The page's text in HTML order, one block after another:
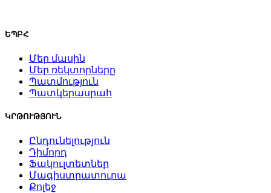
ԵՊԲՀ
Մեր մասին
Մեր ռեկտորները
Պատմություն
Պատկերասրահ
ԿՐԹՈՒԹՅՈՒՆ
Ընդունելություն
Դիմորդ
Ֆակուլտետներ
Մագիստրատուրա
Քոլեջ